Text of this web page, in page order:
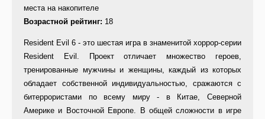
места на накопителе
Возрастной рейтинг: 18
Resident Evil 6 - это шестая игра в знаменитой хоррор-серии
Resident Evil. Проект отличает множество героев,
тренированные мужчины и женщины, каждый из которых
обладает собственной индивидуальностью, сражаются с
битеррористами по всему миру - в Китае, Северной
Америке и Восточной Европе. В общей сложности в игре